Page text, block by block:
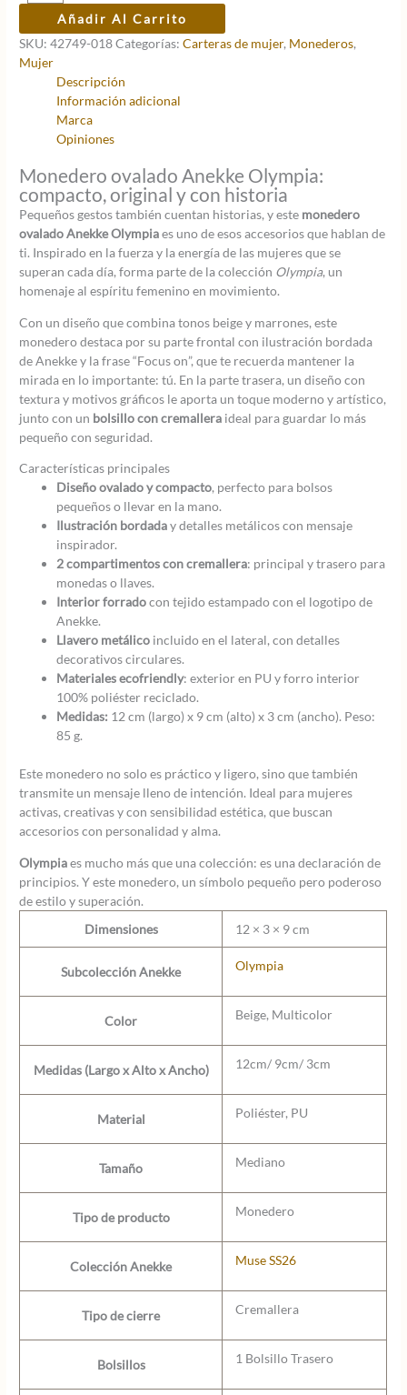
Anekke
cantidad
Añadir Al Carrito
SKU:42749-018Categorías:Carteras de mujer, Monederos,
Mujer
Descripción
Información adicional
Marca
Opiniones
Monedero ovalado Anekke Olympia:
compacto, original y con historia
Pequeños gestos también cuentan historias, y este monedero
ovalado Anekke Olympiaes uno de esos accesorios que hablan de
ti. Inspirado en la fuerza y la energía de las mujeres que se
superan cada día, forma parte de la colección Olympia, un
homenaje al espíritu femenino en movimiento.
Con un diseño que combina tonos beige y marrones, este
monedero destaca por su parte frontal con ilustración bordada
de Anekke y la frase “Focus on”, que te recuerda mantener la
mirada en lo importante: tú. En la parte trasera, un diseño con
textura y motivos gráficos le aporta un toque moderno y artístico,
junto con un bolsillo con cremallera ideal para guardar lo más
pequeño con seguridad.
Características principales
Diseño ovalado y compacto, perfecto para bolsos
pequeños o llevar en la mano.
Ilustración bordaday detalles metálicos con mensaje
inspirador.
2 compartimentos con cremallera: principal y trasero para
monedas o llaves.
Interior forradocon tejido estampado con el logotipo de
Anekke.
Llavero metálico incluido en el lateral, con detalles
decorativos circulares.
Materiales ecofriendly: exterior en PU y forro interior
100% poliéster reciclado.
Medidas: 12 cm (largo) x 9 cm (alto) x 3 cm (ancho). Peso:
85 g.
Este monedero no solo es práctico y ligero, sino que también
transmite un mensaje lleno de intención. Ideal para mujeres
activas, creativas y con sensibilidad estética, que buscan
accesorios con personalidad y alma.
Olympiaes mucho más que una colección: es una declaración de
principios. Y este monedero, un símbolo pequeño pero poderoso
de estilo y superación.
Dimensiones
12 × 3 × 9 cm
Subcolección Anekke Olympia
Color Beige, Multicolor
Medidas (Largo x Alto x Ancho) 12cm/ 9cm/ 3cm
Material Poliéster, PU
Tamaño Mediano
Tipo de producto Monedero
Colección Anekke Muse SS26
Tipo de cierre Cremallera
Bolsillos 1 Bolsillo Trasero